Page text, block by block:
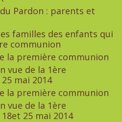
Pardon : parents et
familles des enfants qui
communion
la première communion
vue de la 1ère
mai 2014
la première communion
vue de la 1ère
25 mai 2014